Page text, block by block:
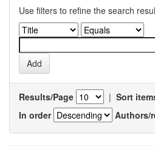
Use filters to refine the search
Results/Page | Sort
In order
Authors/